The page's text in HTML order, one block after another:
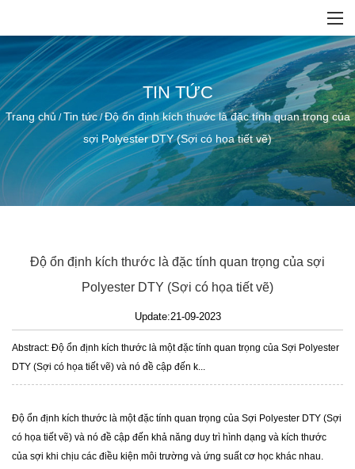
TIN TỨC
Trang chủ /Tin tức/Độ ổn định kích thước là đặc tính quan trọng của
sợi Polyester DTY (Sợi có họa tiết vẽ)
Độ ổn định kích thước là đặc tính quan trọng của sợi
Polyester DTY (Sợi có họa tiết vẽ)
Update:21-09-2023
Abstract: Độ ổn định kích thước là một đặc tính quan trọng của Sợi Polyester
DTY (Sợi có họa tiết vẽ) và nó đề cập đến k...
Độ ổn định kích thước là một đặc tính quan trọng của Sợi Polyester DTY (Sợi
có họa tiết vẽ) và nó đề cập đến khả năng duy trì hình dạng và kích thước
của sợi khi chịu các điều kiện môi trường và ứng suất cơ học khác nhau.